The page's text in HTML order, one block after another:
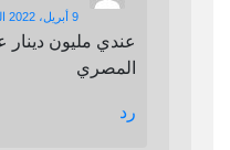
9 أبريل، 2022 الساعة 9:48 ص
عندي مليون
المصري
رد